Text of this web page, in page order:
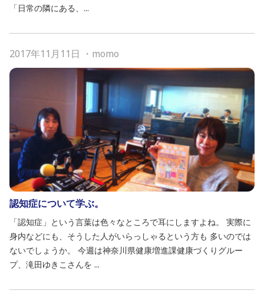
「日常の隣にある、...
2017年11月11日 ・ momo
認知症について学ぶ。
「認知症」という言葉は色々なところで耳にしますよね。 実際に
身内などにも、そうした人がいらっしゃるという方も 多いのでは
ないでしょうか。 今週は神奈川県健康増進課健康づくりグルー
プ、滝田ゆきこさんを ...